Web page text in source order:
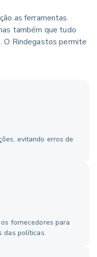
as ferramentas
também que tudo
O Rindegastos permite
evitando erros de
fornecedores para
das políticas.